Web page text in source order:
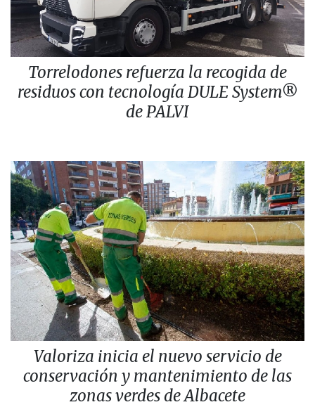
Torrelodones refuerza la recogida de
residuos con tecnología DULE System®
de PALVI
Valoriza inicia el nuevo servicio de
conservación y mantenimiento de las
zonas verdes de Albacete